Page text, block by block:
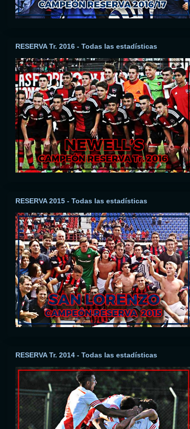
RESERVA Tr. 2016 - Todas las estadísticas
RESERVA 2015 - Todas las estadísticas
RESERVA Tr. 2014 - Todas las estadísticas